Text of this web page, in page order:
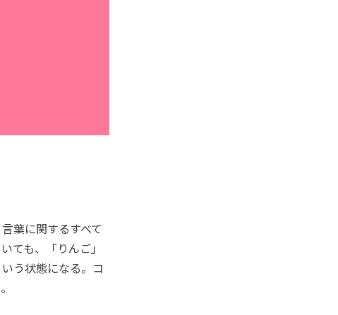
葉に関するすべて
ても、「りんご」
う状態になる。コ